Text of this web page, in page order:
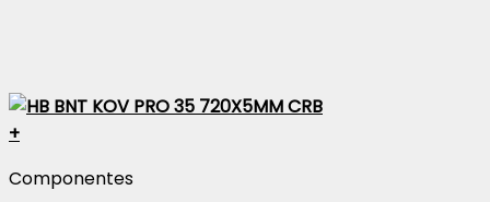
+
Componentes